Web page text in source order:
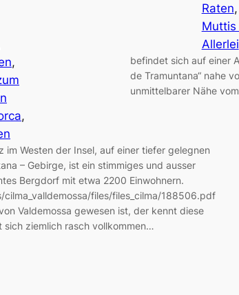
im Westen der Insel, auf einer tiefer gelegnen
– Gebirge, ist ein stimmiges und ausser
Bergdorf mit etwa 2200 Einwohnern.
files/files_cilma/188506.pdf
Valdemossa gewesen ist, der kennt diese
sich ziemlich rasch vollkommen…
Raten,
Muttis
Allerlei
befindet sich auf einer
de Tramuntana“ nahe
unmittelbarer Nähe